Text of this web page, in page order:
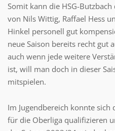
Somit kann die HSG-
von Nils Wittig, Raffael Hess
Hinkel personell gut
neue Saison bereits recht gut
auch wenn jede weitere
ist, will man doch in dieser
mitspielen.
Im Jugendbereich konnte sich
für die Oberliga qualifizieren